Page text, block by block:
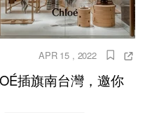
APR 15 , 2022
插旗南台灣，邀你